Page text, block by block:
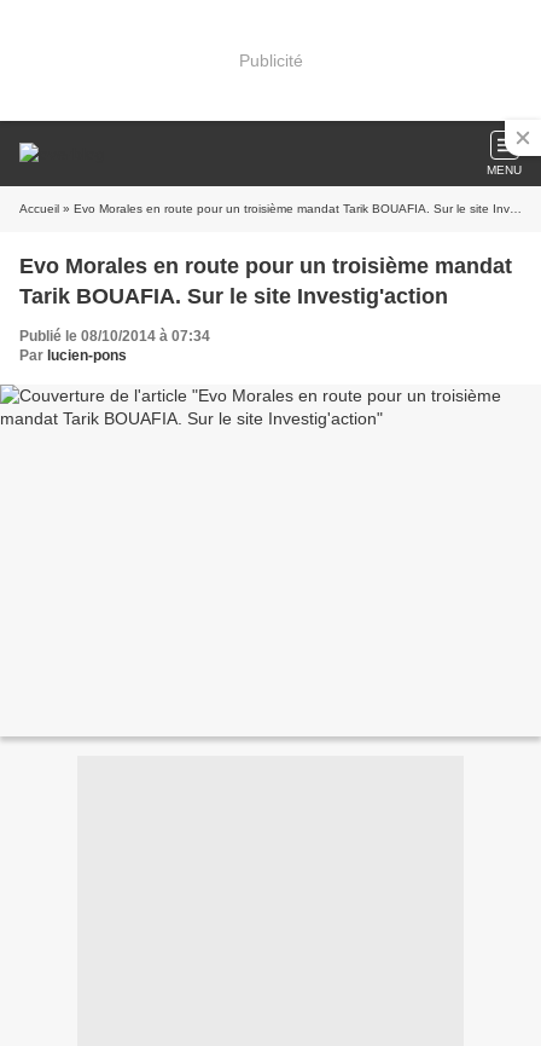
Publicité
MENU
Accueil » Evo Morales en route pour un troisième mandat Tarik BOUAFIA. Sur le site Investig'action
Evo Morales en route pour un troisième mandat
Tarik BOUAFIA. Sur le site Investig'action
Publié le 08/10/2014 à 07:34
Par lucien-pons